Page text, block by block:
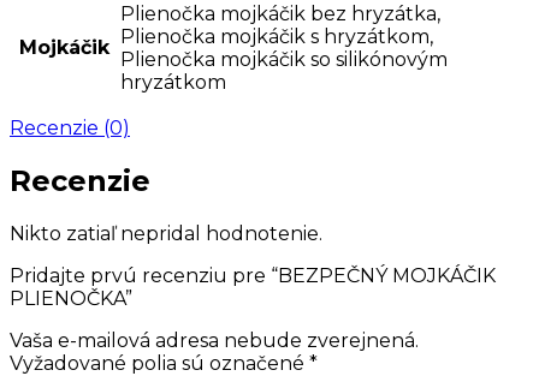
Mojkáčik
Plienočka mojkáčik bez hryzátka,
Plienočka mojkáčik s hryzátkom,
Plienočka mojkáčik so silikónovým
hryzátkom
Recenzie (0)
Recenzie
Nikto zatiaľ nepridal hodnotenie.
Pridajte prvú recenziu pre “BEZPEČNÝ MOJKÁČIK
PLIENOČKA”
Vaša e-mailová adresa nebude zverejnená.
Vyžadované polia sú označené *